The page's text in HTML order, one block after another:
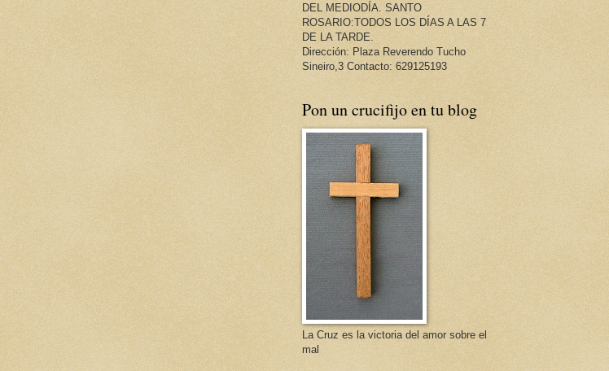
DEL MEDIODÍA. SANTO
ROSARIO:TODOS LOS DÍAS A LAS 7
DE LA TARDE.
Dirección: Plaza Reverendo Tucho
Sineiro,3 Contacto: 629125193
Pon un crucifijo en tu blog
La Cruz es la victoria del amor sobre el
mal